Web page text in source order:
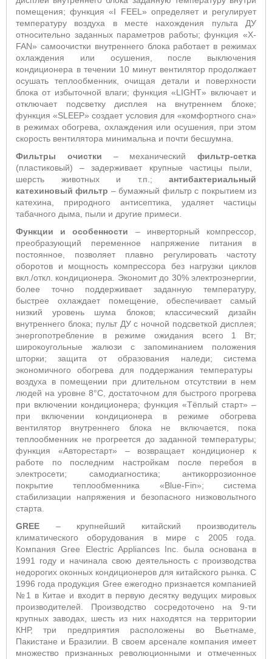
помещения; функция «I FEEL » определяет и регулирует
температуру воздуха в месте нахождения пульта ДУ
относительно заданных параметров работы; функция «X-
FAN» самоочистки внутреннего блока работает в режимах
охлаждения или осушения, после выключения
кондиционера в течении 10 минут вентилятор продолжает
осушать теплообменник, очищая детали и поверхности
блока от избыточной влаги; функция «LIGHT» включает и
отключает подсветку дисплея на внутреннем блоке;
функция «SLEEP» создает условия для «комфортного сна»
в режимах обогрева, охлаждения или осушения, при этом
скорость вентилятора минимальна и почти бесшумна.
Фильтры очистки – механический фильтр-сетка
(пластиковый) – задерживает крупные частицы пыли,
шерсть животных и т.п.; антибактериальный
катехиновый фильтр –бумажный фильтр с покрытием из
катехина, природного антисептика, удаляет частицы
табачного дыма, пыли и другие примеси.
Функции и особенности – инверторный компрессор,
преобразующий переменное напряжение питания в
постоянное, позволяет плавно регулировать частоту
оборотов и мощность компрессора без нагрузки циклов
вкл./откл. кондиционера. Экономит до 30% электроэнергии,
более точно поддерживает заданную температуру,
быстрее охлаждает помещение, обеспечивает самый
низкий уровень шума блоков;
классический дизайн
внутреннего блока; пульт ДУ с ночной подсветкой дисплея;
энергопотребление в режиме ожидания всего 1 Вт;
широкоугольные жалюзи с запоминанием положения
шторки; защита от образования наледи; система
экономичного обогрева для поддержания температуры
воздуха в помещении при длительном отсутствии в нем
людей на уровне 8°С, достаточном для быстрого прогрева
при включении кондиционера; функция «Тёплый старт» –
при включении кондиционера в режиме обогрева
вентилятор внутреннего блока не включается, пока
теплообменник не прогреется до заданной температуры;
функция «Авторестарт» – возвращает кондиционер к
работе по последним настройкам после перебоя в
электросети; самодиагностика; антикоррозионное
покрытие теплообменника «Blue-Fin»; система
стабилизации напряжения и безопасного низковольтного
старта.
GREE – крупнейший китайский производитель
климатического оборудования в мире с 2005 года.
Компания Gree Electric Appliances Inc. была основана в
1991 году и начинала свою деятельность с производства
недорогих оконных кондиционеров для китайского рынка. С
1996 года продукция Gree ежегодно признается компанией
№1 в Китае и входит в первую десятку ведущих мировых
производителей. Производство сосредоточено на 9-ти
крупных заводах, шесть из них находятся на территории
КНР, три предприятия расположены во Вьетнаме,
Пакистане и Бразилии. В своем арсенале компания имеет
множество признанных революционными и отмеченных